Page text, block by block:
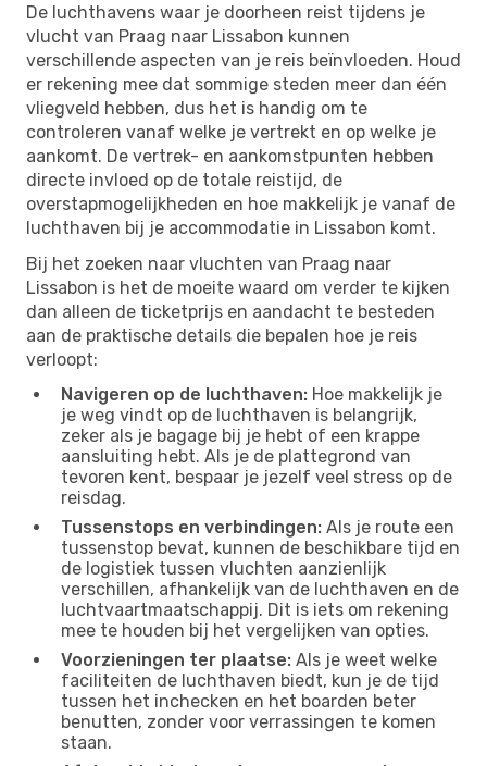
De luchthavens waar je doorheen reist tijdens je
vlucht van Praag naar Lissabon kunnen
verschillende aspecten van je reis beïnvloeden. Houd
er rekening mee dat sommige steden meer dan één
vliegveld hebben, dus het is handig om te
controleren vanaf welke je vertrekt en op welke je
aankomt. De vertrek- en aankomstpunten hebben
directe invloed op de totale reistijd, de
overstapmogelijkheden en hoe makkelijk je vanaf de
luchthaven bij je accommodatie in Lissabon komt.
Bij het zoeken naar vluchten van Praag naar
Lissabon is het de moeite waard om verder te kijken
dan alleen de ticketprijs en aandacht te besteden
aan de praktische details die bepalen hoe je reis
verloopt:
Navigeren op de luchthaven: Hoe makkelijk je
je weg vindt op de luchthaven is belangrijk,
zeker als je bagage bij je hebt of een krappe
aansluiting hebt. Als je de plattegrond van
tevoren kent, bespaar je jezelf veel stress op de
reisdag.
Tussenstops en verbindingen: Als je route een
tussenstop bevat, kunnen de beschikbare tijd en
de logistiek tussen vluchten aanzienlijk
verschillen, afhankelijk van de luchthaven en de
luchtvaartmaatschappij. Dit is iets om rekening
mee te houden bij het vergelijken van opties.
Voorzieningen ter plaatse: Als je weet welke
faciliteiten de luchthaven biedt, kun je de tijd
tussen het inchecken en het boarden beter
benutten, zonder voor verrassingen te komen
staan.